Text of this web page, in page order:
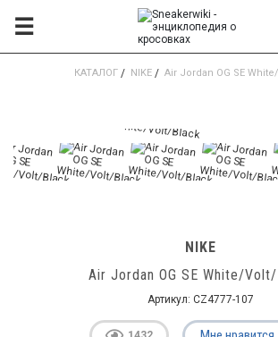
☰
КАТАЛОГ/ NIKE/ Air Jordan OG SE
NIKE
Air Jordan OG SE White/
Артикул: CZ4777-107